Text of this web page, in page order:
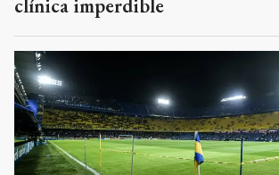
clínica imperdible